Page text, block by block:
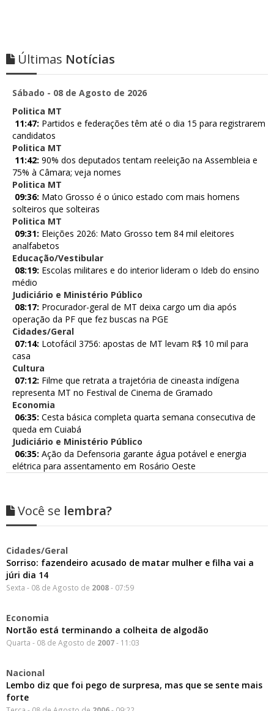
Últimas Notícias
Sábado - 08 de Agosto de 2026
Politica MT
11:47: Partidos e federações têm até o dia 15 para registrarem
candidatos
Politica MT
11:42: 90% dos deputados tentam reeleição na Assembleia e
75% à Câmara; veja nomes
Politica MT
09:36: Mato Grosso é o único estado com mais homens
solteiros que solteiras
Politica MT
09:31: Eleições 2026: Mato Grosso tem 84 mil eleitores
analfabetos
Educação/Vestibular
08:19: Escolas militares e do interior lideram o Ideb do ensino
médio
Judiciário e Ministério Público
08:17: Procurador-geral de MT deixa cargo um dia após
operação da PF que fez buscas na PGE
Cidades/Geral
07:14: Lotofácil 3756: apostas de MT levam R$ 10 mil para
casa
Cultura
07:12: Filme que retrata a trajetória de cineasta indígena
representa MT no Festival de Cinema de Gramado
Economia
06:35: Cesta básica completa quarta semana consecutiva de
queda em Cuiabá
Judiciário e Ministério Público
06:35: Ação da Defensoria garante água potável e energia
elétrica para assentamento em Rosário Oeste
Você se lembra?
Cidades/Geral
Sorriso: fazendeiro acusado de matar mulher e filha vai a
júri dia 14
Sexta - 08 de Agosto de 2008- 07:59
Economia
Nortão está terminando a colheita de algodão
Quarta - 08 de Agosto de 2007- 11:03
Nacional
Lembo diz que foi pego de surpresa, mas que se sente mais
forte